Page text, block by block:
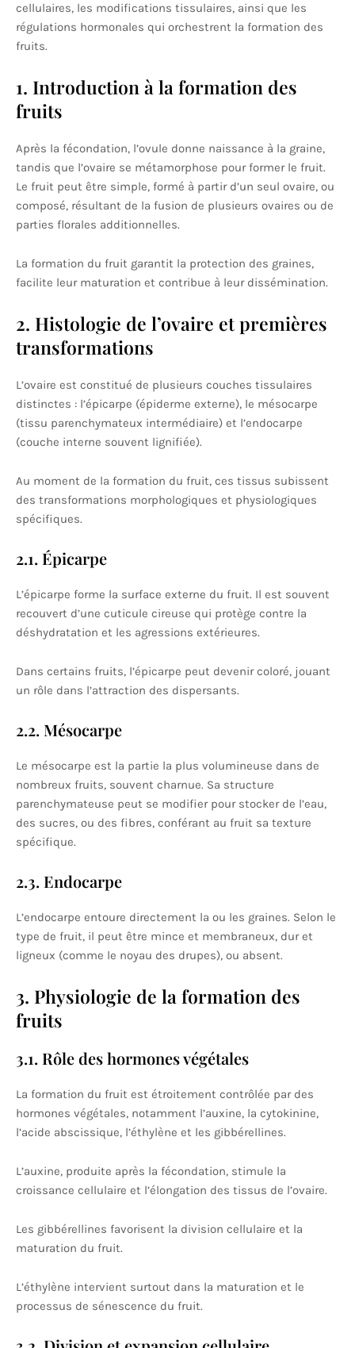
cellulaires, les modifications tissulaires, ainsi que les
régulations hormonales qui orchestrent la formation des
fruits.
1. Introduction à la formation des
fruits
Après la fécondation, l’ovule donne naissance à la graine,
tandis que l’ovaire se métamorphose pour former le fruit.
Le fruit peut être simple, formé à partir d’un seul ovaire, ou
composé, résultant de la fusion de plusieurs ovaires ou de
parties florales additionnelles.
La formation du fruit garantit la protection des graines,
facilite leur maturation et contribue à leur dissémination.
2. Histologie de l’ovaire et premières
transformations
L’ovaire est constitué de plusieurs couches tissulaires
distinctes : l’épicarpe (épiderme externe), le mésocarpe
(tissu parenchymateux intermédiaire) et l’endocarpe
(couche interne souvent lignifiée).
Au moment de la formation du fruit, ces tissus subissent
des transformations morphologiques et physiologiques
spécifiques.
2.1. Épicarpe
L’épicarpe forme la surface externe du fruit. Il est souvent
recouvert d’une cuticule cireuse qui protège contre la
déshydratation et les agressions extérieures.
Dans certains fruits, l’épicarpe peut devenir coloré, jouant
un rôle dans l’attraction des dispersants.
2.2. Mésocarpe
Le mésocarpe est la partie la plus volumineuse dans de
nombreux fruits, souvent charnue. Sa structure
parenchymateuse peut se modifier pour stocker de l’eau,
des sucres, ou des fibres, conférant au fruit sa texture
spécifique.
2.3. Endocarpe
L’endocarpe entoure directement la ou les graines. Selon le
type de fruit, il peut être mince et membraneux, dur et
ligneux (comme le noyau des drupes), ou absent.
3. Physiologie de la formation des
fruits
3.1. Rôle des hormones végétales
La formation du fruit est étroitement contrôlée par des
hormones végétales, notamment l’auxine, la cytokinine,
l’acide abscissique, l’éthylène et les gibbérellines.
L’auxine, produite après la fécondation, stimule la
croissance cellulaire et l’élongation des tissus de l’ovaire.
Les gibbérellines favorisent la division cellulaire et la
maturation du fruit.
L’éthylène intervient surtout dans la maturation et le
processus de sénescence du fruit.